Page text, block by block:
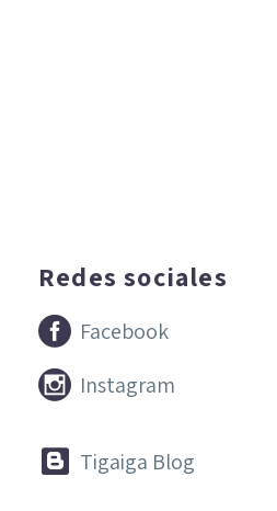
Redes sociales

 Facebook

 Instagram

 Tigaiga Blog